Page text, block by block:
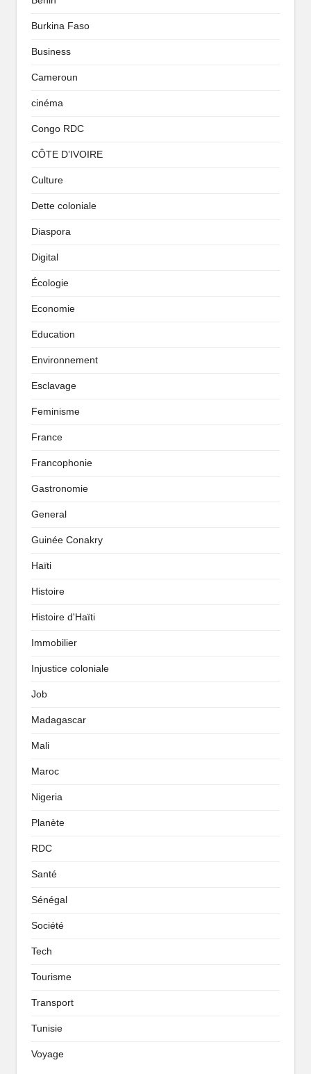
Burkina Faso
Business
Cameroun
cinéma
Congo RDC
CÔTE D’IVOIRE
Culture
Dette coloniale
Diaspora
Digital
Écologie
Economie
Education
Environnement
Esclavage
Feminisme
France
Francophonie
Gastronomie
General
Guinée Conakry
Haïti
Histoire
Histoire d'Haïti
Immobilier
Injustice coloniale
Job
Madagascar
Mali
Maroc
Nigeria
Planète
RDC
Santé
Sénégal
Société
Tech
Tourisme
Transport
Tunisie
Voyage